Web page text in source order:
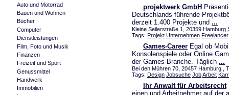
Auto und Motorrad
Bauen und Wohnen
Bücher
Computer
Dienstleistungen
Film, Foto und Musik
Finanzen
Freizeit und Sport
Genussmittel
Handwerk
Immobilien
projektwerk GmbH
Deutschlands führende
derzeit 1.400 Projekte und ...
Kleine Seilerstraße 1, 20359 Hamburg
Tags: Projekt Unternehmen Freelancer
Games-Career Egal ob
Konsolenspiele oder Online
der Games-Branche. Täglich ...
Bei den Mühren 70, 20457 Hamburg ,
Tags: Design Jobsuche JobArbeit
Ihr Anwalt für Arbeitsrecht
einen und Arbeitnehmer auf der